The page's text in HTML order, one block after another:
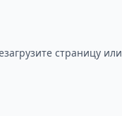
страницу или